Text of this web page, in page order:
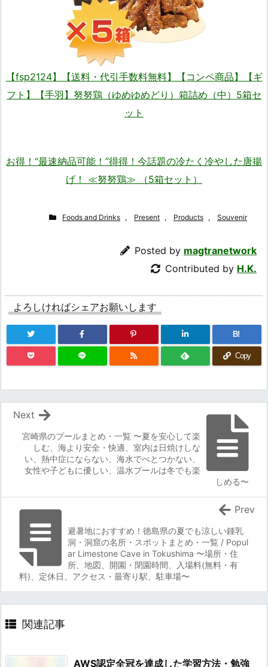
【fsp2124】【送料・代引手数料無料】【コンペ商品】【ギ
フト】【手羽】努努鶏（ゆめゆめどり）箱詰め（中）5箱セ
ット
お得！“最速納品可能！”得得！今話題の冷たく冷やした唐揚
げ！ ≪努努鶏≫ （5箱セット）
Foods and Drinks , Present , Products , Souvenir
Posted by magtranetwork
Contributed by H.K.
よろしければシェアお願いします
B!
Copy
宮崎県のプールまとめ・一覧 〜夏を安心して楽
しむ、海より安全・快適、室内は日焼けしな
い、熱中症にならない、海水でべとつかない、
女性や子どもに優しい、温水プールは冬でも楽
しめる〜
Next
避暑地におすすめ！徳島県の夏でも涼しい鍾乳
洞・洞窟の名所・スポットまとめ・一覧 / Popul
ar Limestone Cave in Tokushima 〜場所・住
所、地図、開園・閉園時間、入場料(無料・有
料)、定休日、アクセス・最寄り駅、駐車場〜
Prev
関連記事
AWS認定全冠を達成した学習方法・勉強